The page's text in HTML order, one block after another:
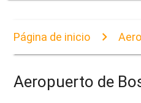
Página de inicio
Aeropuerto de